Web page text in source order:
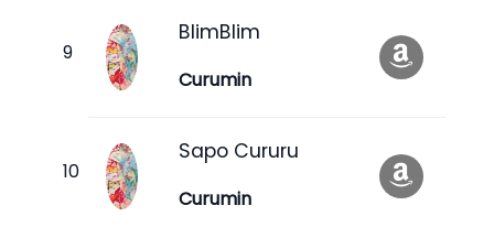
BlimBlim
Curumin
Sapo Cururu
Curumin